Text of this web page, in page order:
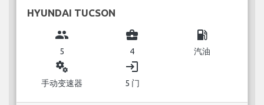
HYUNDAI TUCSON
group
5
business_center
4
local_gas_station
汽油
miscellaneous_services
手动变速器
login
5 门